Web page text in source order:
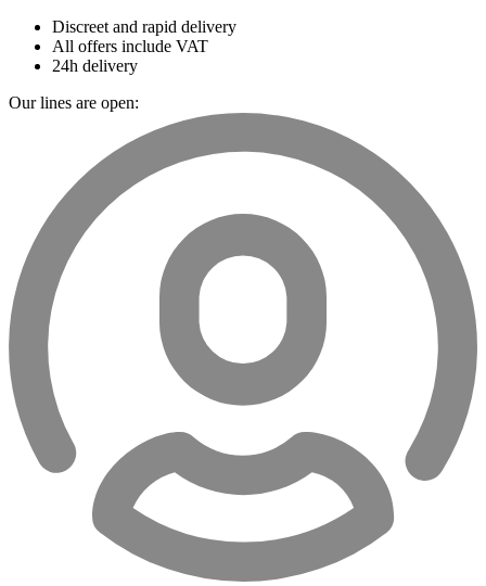
Discreet and rapid delivery
All offers include VAT
24h delivery
Our lines are open: